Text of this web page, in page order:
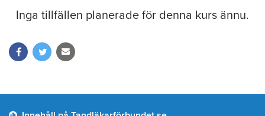
Inga tillfällen planerade för denna kurs ännu.